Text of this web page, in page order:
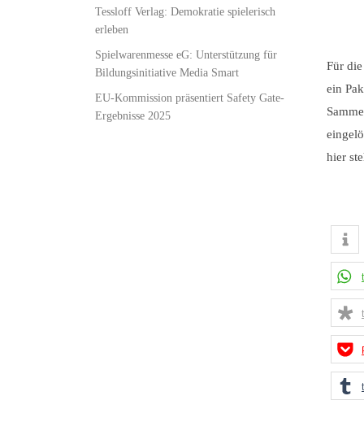
Für
ein
hier
Tessloff Verlag: Demokratie spielerisch
erleben
Spielwarenmesse eG: Unterstützung für
Bildungsinitiative Media Smart
EU-Kommission präsentiert Safety Gate-
Ergebnisse 2025